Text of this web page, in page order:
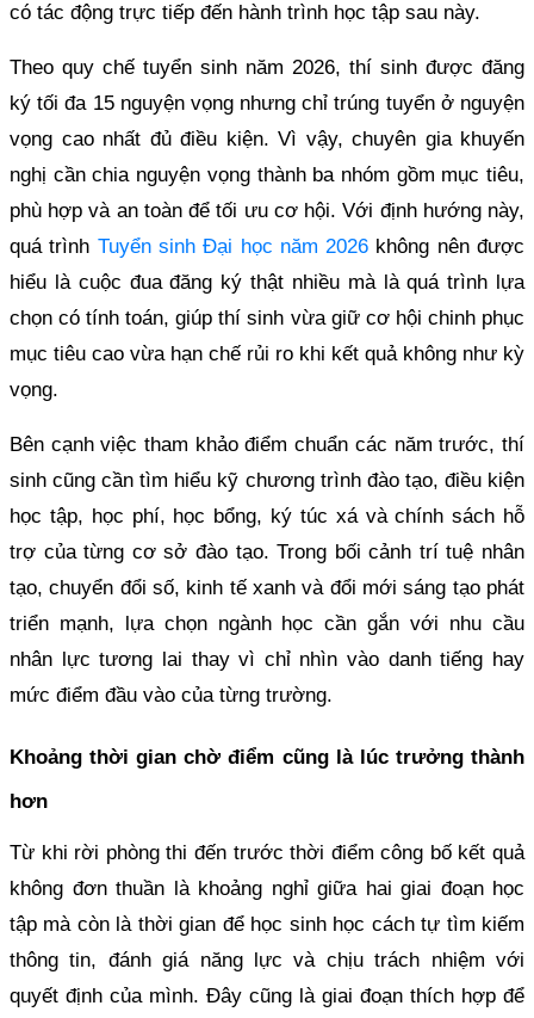
có tác động trực tiếp đến hành trình học tập sau này.
Theo quy chế tuyển sinh năm 2026, thí sinh được đăng
ký tối đa 15 nguyện vọng nhưng chỉ trúng tuyển ở nguyện
vọng cao nhất đủ điều kiện. Vì vậy, chuyên gia khuyến
nghị cần chia nguyện vọng thành ba nhóm gồm mục tiêu,
phù hợp và an toàn để tối ưu cơ hội. Với định hướng này,
quá trình Tuyển sinh Đại học năm 2026 không nên được
hiểu là cuộc đua đăng ký thật nhiều mà là quá trình lựa
chọn có tính toán, giúp thí sinh vừa giữ cơ hội chinh phục
mục tiêu cao vừa hạn chế rủi ro khi kết quả không như kỳ
vọng.
Bên cạnh việc tham khảo điểm chuẩn các năm trước, thí
sinh cũng cần tìm hiểu kỹ chương trình đào tạo, điều kiện
học tập, học phí, học bổng, ký túc xá và chính sách hỗ
trợ của từng cơ sở đào tạo. Trong bối cảnh trí tuệ nhân
tạo, chuyển đổi số, kinh tế xanh và đổi mới sáng tạo phát
triển mạnh, lựa chọn ngành học cần gắn với nhu cầu
nhân lực tương lai thay vì chỉ nhìn vào danh tiếng hay
mức điểm đầu vào của từng trường.
Khoảng thời gian chờ điểm cũng là lúc trưởng thành
hơn
Từ khi rời phòng thi đến trước thời điểm công bố kết quả
không đơn thuần là khoảng nghỉ giữa hai giai đoạn học
tập mà còn là thời gian để học sinh học cách tự tìm kiếm
thông tin, đánh giá năng lực và chịu trách nhiệm với
quyết định của mình. Đây cũng là giai đoạn thích hợp để